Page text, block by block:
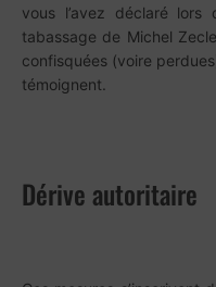
vous l’avez déclaré
tabassage de Michel
confisquées (voire
témoignent.
Dérive autoritaire